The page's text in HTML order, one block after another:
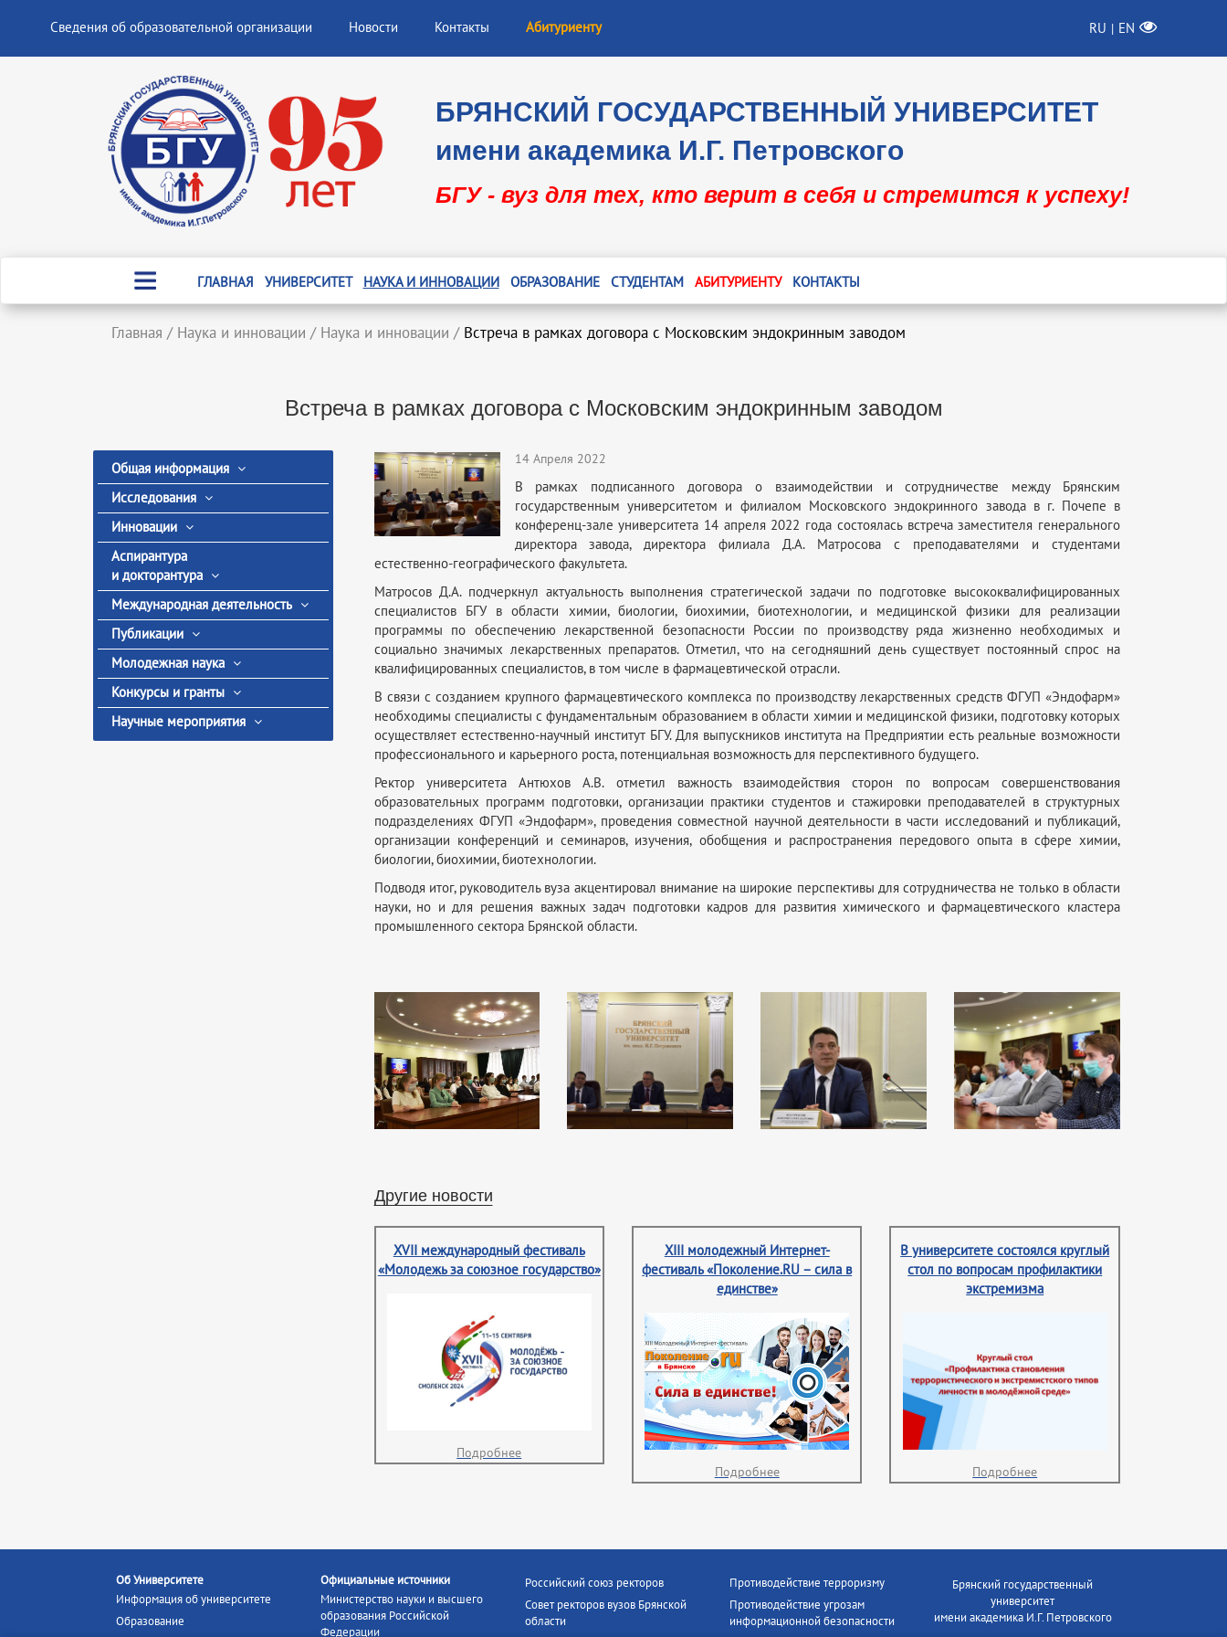
Сведения об образовательной организации Новости Контакты Абитуриенту RU | EN
БРЯНСКИЙ ГОСУДАРСТВЕННЫЙ УНИВЕРСИТЕТ
имени академика И.Г. Петровского
БГУ - вуз для тех, кто верит в себя и стремится к успеху!
ГЛАВНАЯ УНИВЕРСИТЕТ НАУКА И ИННОВАЦИИ ОБРАЗОВАНИЕ СТУДЕНТАМ АБИТУРИЕНТУ КОНТАКТЫ
Главная / Наука и инновации / Наука и инновации / Встреча в рамках договора с Московским эндокринным заводом
Встреча в рамках договора с Московским эндокринным заводом
Общая информация
Исследования
Инновации
Аспирантура
и докторантура
Международная деятельность
Публикации
Молодежная наука
Конкурсы и гранты
Научные мероприятия
14 Апреля 2022
В рамках подписанного договора о взаимодействии и сотрудничестве между Брянским
государственным университетом и филиалом Московского эндокринного завода в г. Почепе в
конференц-зале университета 14 апреля 2022 года состоялась встреча заместителя генерального
директора завода, директора филиала Д.А. Матросова с преподавателями и студентами
естественно-географического факультета.
Матросов Д.А. подчеркнул актуальность выполнения стратегической задачи по подготовке высококвалифицированных
специалистов БГУ в области химии, биологии, биохимии, биотехнологии, и медицинской физики для реализации
программы по обеспечению лекарственной безопасности России по производству ряда жизненно необходимых и
социально значимых лекарственных препаратов. Отметил, что на сегодняшний день существует постоянный спрос на
квалифицированных специалистов, в том числе в фармацевтической отрасли.
В связи с созданием крупного фармацевтического комплекса по производству лекарственных средств ФГУП «Эндофарм»
необходимы специалисты с фундаментальным образованием в области химии и медицинской физики, подготовку которых
осуществляет естественно-научный институт БГУ. Для выпускников института на Предприятии есть реальные возможности
профессионального и карьерного роста, потенциальная возможность для перспективного будущего.
Ректор университета Антюхов А.В. отметил важность взаимодействия сторон по вопросам совершенствования
образовательных программ подготовки, организации практики студентов и стажировки преподавателей в структурных
подразделениях ФГУП «Эндофарм», проведения совместной научной деятельности в части исследований и публикаций,
организации конференций и семинаров, изучения, обобщения и распространения передового опыта в сфере химии,
биологии, биохимии, биотехнологии.
Подводя итог, руководитель вуза акцентировал внимание на широкие перспективы для сотрудничества не только в области
науки, но и для решения важных задач подготовки кадров для развития химического и фармацевтического кластера
промышленного сектора Брянской области.
Другие новости
XVII международный фестиваль
«Молодежь за союзное государство»
Подробнее
XIII молодежный Интернет-
фестиваль «Поколение.RU – сила в
единстве»
Подробнее
В университете состоялся круглый
стол по вопросам профилактики
экстремизма
Подробнее
Об Университете
Информация об университете
Образование
Официальные источники
Министерство науки и высшего
образования Российской
Федерации
Российский союз ректоров
Совет ректоров вузов Брянской
области
Противодействие терроризму
Противодействие угрозам
информационной безопасности
Брянский государственный
университет
имени академика И.Г. Петровского